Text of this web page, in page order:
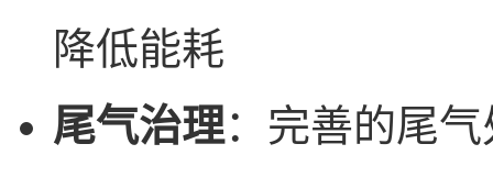
降低能耗
尾气治理：完善的尾